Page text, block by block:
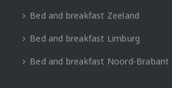
Bed and breakfast Zeeland
Bed and breakfast Limburg
Bed and breakfast Noord-Brabant